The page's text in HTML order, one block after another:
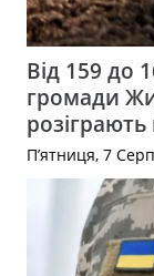
Від 159 до
громади
П’ятниця, 7